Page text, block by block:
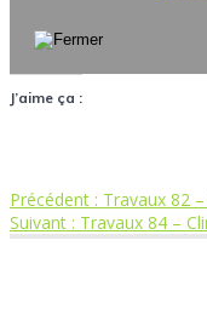
J’aime ça :
Précédent : Article
précédent
Travaux 82
Suivant : Article
Travaux 84 –